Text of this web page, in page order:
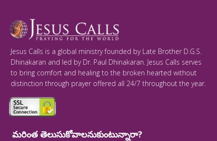
Jesus Calls is a global ministry founded by Late Brother D.G.S.
Dhinakaran and led by Dr. Paul Dhinakaran. Jesus Calls serves
to bring comfort and healing to the broken hearted without
distinction through prayer offered all 24/7 throughout the year.
మరింత తెలుసుకోవాలనుకుంటున్నారా?